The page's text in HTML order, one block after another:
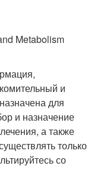
Metabolism
и
для
и назначение
а также
только
со